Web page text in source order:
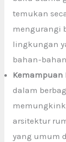
temukan
mengurangi
lingkungan
bahan-
Kemampuan
dalam
arsitektur
yang umum